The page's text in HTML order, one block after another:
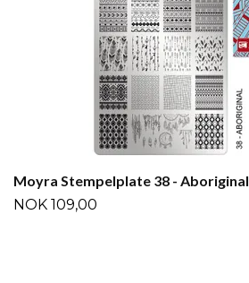
Moyra Stempelplate 38 - Aboriginal
NOK 109,00